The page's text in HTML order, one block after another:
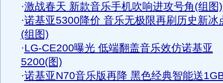
·激战春天 新款音乐手机吹响进攻号角(组图)
·诺基亚5300降价 音乐无极限再刷历史新冰
(组图)
·LG-CE200曝光 低端翻盖音乐效仿诺基亚
5200(图)
·诺基亚N70音乐版再降 黑色经典智能送